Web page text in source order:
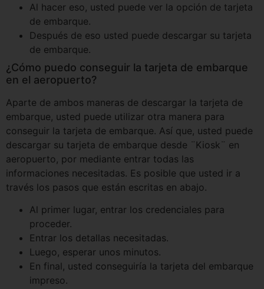
Al hacer eso, usted puede ver la opción de tarjeta
de embarque.
Después de eso usted puede descargar su tarjeta
de embarque.
¿Cómo puedo conseguir la tarjeta de embarque
en el aeropuerto?
Aparte de ambos maneras de descargar la tarjeta de
embarque, usted puede utilizar otra manera para
conseguir la tarjeta de embarque. Así que, usted puede
descargar su tarjeta de embarque desde ¨Kiosk¨ en
aeropuerto, por mediante entrar todas las
informaciones necesitadas. Es posible que usted ir a
través los pasos que están escritas en abajo.
Al primer lugar, entrar los credenciales para
proceder.
Entrar los detallas necesitadas.
Luego, esperar unos minutos.
En final, usted conseguiría la tarjeta del embarque
impreso.